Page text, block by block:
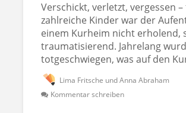
Verschickt, verletzt, vergessen
zahlreiche Kinder war der
einem Kurheim nicht erholend,
traumatisierend. Jahrelang
totgeschwiegen, was auf den
Lima Fritsche und Anna Abraham
Kommentar schreiben